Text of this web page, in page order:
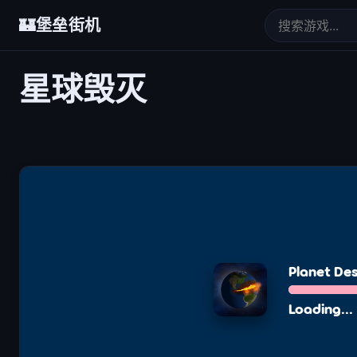
🏰堡垒街机
星球毁灭